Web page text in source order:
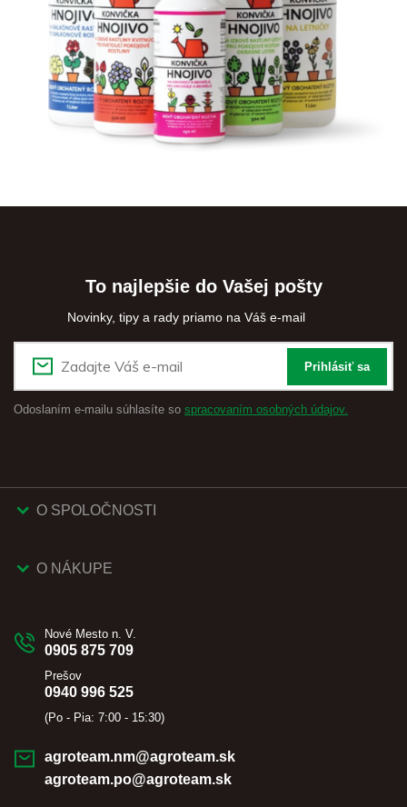
To najlepšie do Vašej pošty
Novinky, tipy a rady priamo na Váš e-mail
Prihlásiť sa
Odoslaním e-mailu súhlasíte so spracovaním osobných údajov.
O SPOLOČNOSTI
O NÁKUPE
Nové Mesto n. V.
0905 875 709
Prešov
0940 996 525
(Po - Pia: 7:00 - 15:30)
agroteam.nm@agroteam.sk
agroteam.po@agroteam.sk